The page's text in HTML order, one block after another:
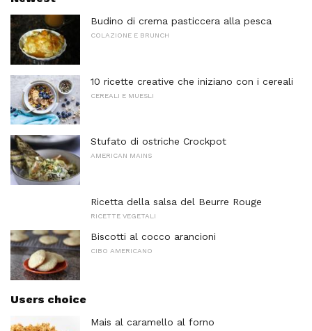
Budino di crema pasticcera alla pesca
COLAZIONE E BRUNCH
10 ricette creative che iniziano con i cereali
CEREALI E MUESLI
Stufato di ostriche Crockpot
AMERICAN MAINS
Ricetta della salsa del Beurre Rouge
RICETTE VEGETALI
Biscotti al cocco arancioni
CIBO AMERICANO
Users choice
Mais al caramello al forno